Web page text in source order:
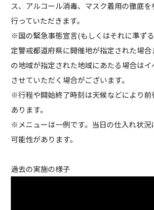
ス、アルコール消毒、マスク着用の徹底を
行っていただきます。
※国の緊急事態宣言(もしくはそれに準ず
定警戒都道府県に開催地が指定された場
の地域が指定された地域にあたる場合はイ
させていただく場合がございます。
※行程や開始終了時刻は天候などにより前
あります。
※メニューは一例です。当日の仕入れ状況
可能性があります。
過去の実施の様子